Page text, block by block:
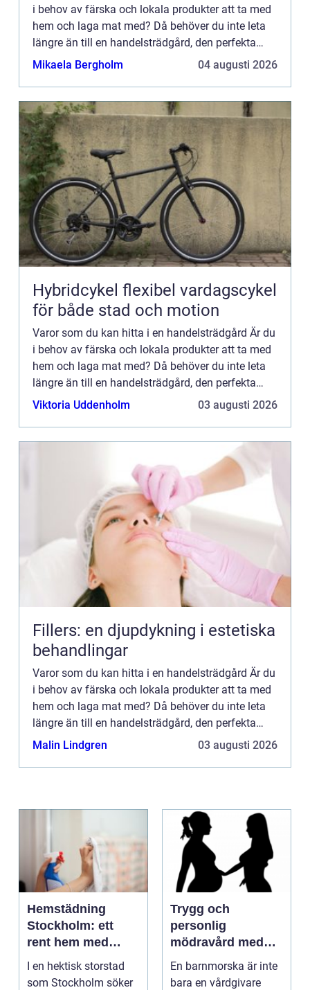
i behov av färska och lokala produkter att ta med
hem och laga mat med? Då behöver du inte leta
längre än till en handelsträdgård, den perfekta
platsen för färska frukter, grönsaker, örter, kryddor,
Mikaela Bergholm 04 augusti 2026
Hybridcykel flexibel vardagscykel
för både stad och motion
Varor som du kan hitta i en handelsträdgård Är du
i behov av färska och lokala produkter att ta med
hem och laga mat med? Då behöver du inte leta
längre än till en handelsträdgård, den perfekta
platsen för färska frukter, grönsaker, örter, kryddor,
Viktoria Uddenholm 03 augusti 2026
Fillers: en djupdykning i estetiska
behandlingar
Varor som du kan hitta i en handelsträdgård Är du
i behov av färska och lokala produkter att ta med
hem och laga mat med? Då behöver du inte leta
längre än till en handelsträdgård, den perfekta
platsen för färska frukter, grönsaker, örter, kryddor,
Malin Lindgren 03 augusti 2026
Hemstädning
Stockholm: ett
rent hem med
perfekt glans
I en hektisk storstad
som Stockholm söker
Trygg och
personlig
mödravård med
barnmorska i
malmö
En barnmorska är inte
bara en vårdgivare